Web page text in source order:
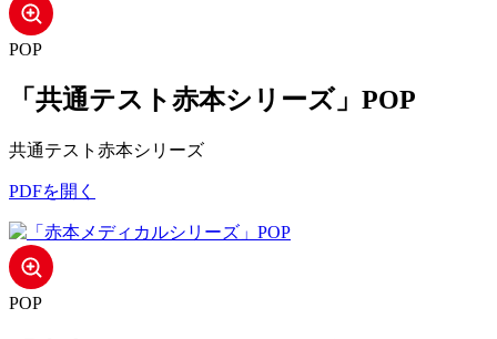
POP
「共通テスト赤本シリーズ」POP
共通テスト赤本シリーズ
PDFを開く
POP